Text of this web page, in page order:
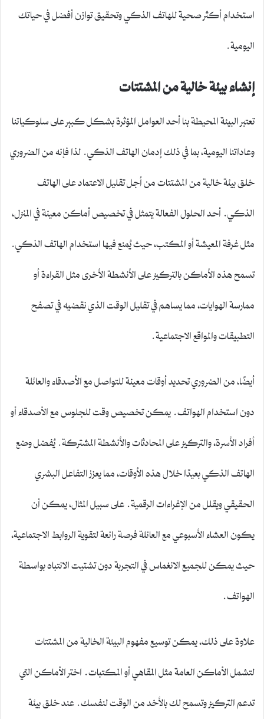
استخدام أكثر صحية للهاتف الذكي وتحقيق توازن أفضل في حياتك
اليومية.
إنشاء بيئة خالية من المشتتات
تعتبر البيئة المحيطة بنا أحد العوامل المؤثرة بشكل كبير على سلوكياتنا
وعاداتنا اليومية، بما في ذلك إدمان الهاتف الذكي. لذا فإنه من الضروري
خلق بيئة خالية من المشتتات من أجل تقليل الاعتماد على الهاتف
الذكي. أحد الحلول الفعالة يتمثل في تخصيص أماكن معينة في المنزل،
مثل غرفة المعيشة أو المكتب، حيث يُمنع فيها استخدام الهاتف الذكي.
تسمح هذه الأماكن بالتركيز على الأنشطة الأخرى مثل القراءة أو
ممارسة الهوايات، مما يساهم في تقليل الوقت الذي نقضيه في تصفح
التطبيقات والمواقع الاجتماعية.
أيضًا، من الضروري تحديد أوقات معينة للتواصل مع الأصدقاء والعائلة
دون استخدام الهواتف. يمكن تخصيص وقت للجلوس مع الأصدقاء أو
أفراد الأسرة، والتركيز على المحادثات والأنشطة المشتركة. يُفضل وضع
الهاتف الذكي بعيدًا خلال هذه الأوقات، مما يعزز التفاعل البشري
الحقيقي ويقلل من الإغراءات الرقمية. على سبيل المثال، يمكن أن
يكون العشاء الأسبوعي مع العائلة فرصة رائعة لتقوية الروابط الاجتماعية،
حيث يمكن للجميع الانغماس في التجربة دون تشتيت الانتباه بواسطة
الهواتف.
علاوة على ذلك، يمكن توسيع مفهوم البيئة الخالية من المشتتات
لتشمل الأماكن العامة مثل المقاهي أو المكتبات. اختر الأماكن التي
تدعم التركيز وتسمح لك بالأخد من الوقت لنفسك. عند خلق بيئة